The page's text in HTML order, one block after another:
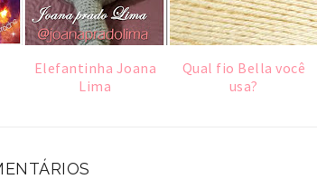
Elefantinha Joana
Lima
Qual fio Bella você
usa?